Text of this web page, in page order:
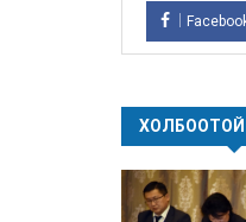
ХОЛБООТОЙ